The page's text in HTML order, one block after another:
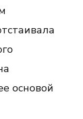
основой